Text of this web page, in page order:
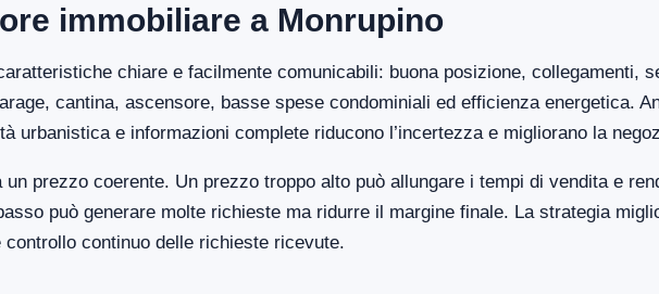
immobiliare a Monrupino
chiare e facilmente comunicabili: buona posizione, collegamenti,
cantina, ascensore, basse spese condominiali ed efficienza energetica.
urbanistica e informazioni complete riducono l’incertezza e migliorano la
prezzo coerente. Un prezzo troppo alto può allungare i tempi di vendita e
può generare molte richieste ma ridurre il margine finale. La strategia
continuo delle richieste ricevute.